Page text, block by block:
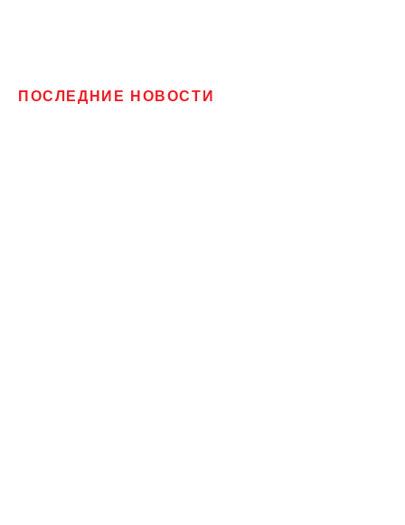
ПОСЛЕДНИЕ НОВОСТИ